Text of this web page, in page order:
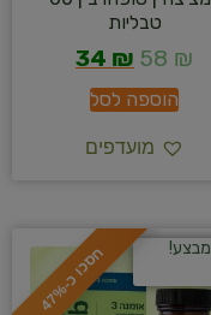
טבליות
58 ₪
34 ₪
הוספה לסל
מועדפים
ח
ס
כ
ו
כ
-
4
7
% מבצע!